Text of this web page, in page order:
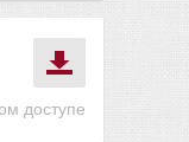
доступе